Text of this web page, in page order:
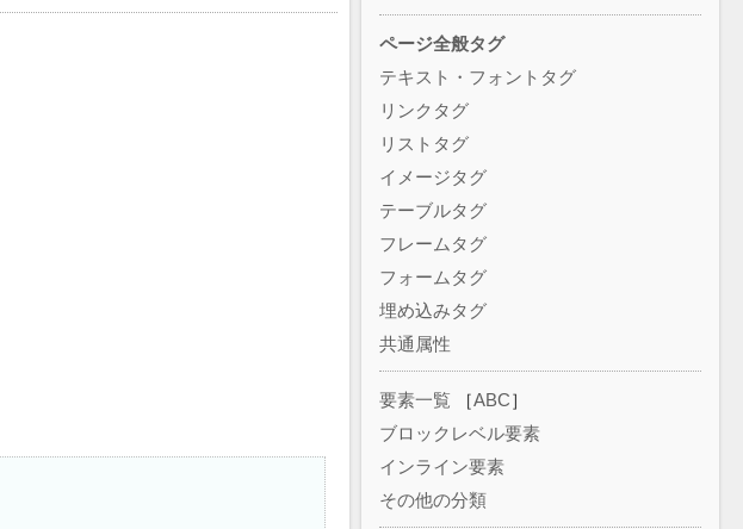
ページ全般タグ
テキスト・フォントタグ
リンクタグ
リストタグ
イメージタグ
テーブルタグ
フレームタグ
フォームタグ
埋め込みタグ
共通属性
要素一覧 ［ABC］
ブロックレベル要素
インライン要素
その他の分類